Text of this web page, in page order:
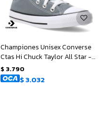
Championes Unisex Converse
Ctas Hi Chuck Taylor All Star -
Gris
$ 3.790
$3.032